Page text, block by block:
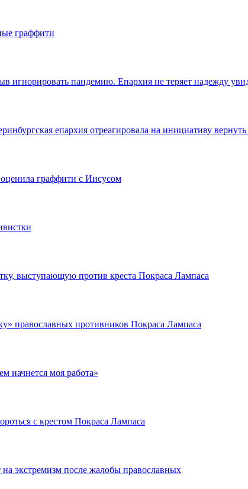
граффити
игнорировать пандемию. Епархия не теряет надежду
епархия отреагировала на инициативу
граффити с Иисусом
выступающую против креста Покраса Лампаса
православных противников Покраса Лампаса
начнется моя работа»
с крестом Покраса Лампаса
экстремизм после жалобы православных